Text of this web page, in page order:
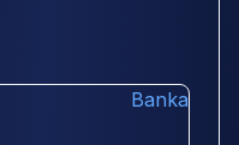
Banka